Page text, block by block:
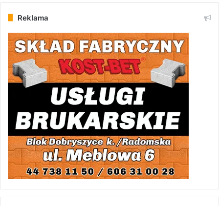
Reklama